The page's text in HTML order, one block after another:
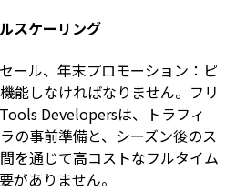
スケーリング
ール、年末プロモーション：ピ
能しなければなりません。フリ
Developersは、トラフィ
の事前準備と、シーズン後のス
を通じて高コストなフルタイム
がありません。